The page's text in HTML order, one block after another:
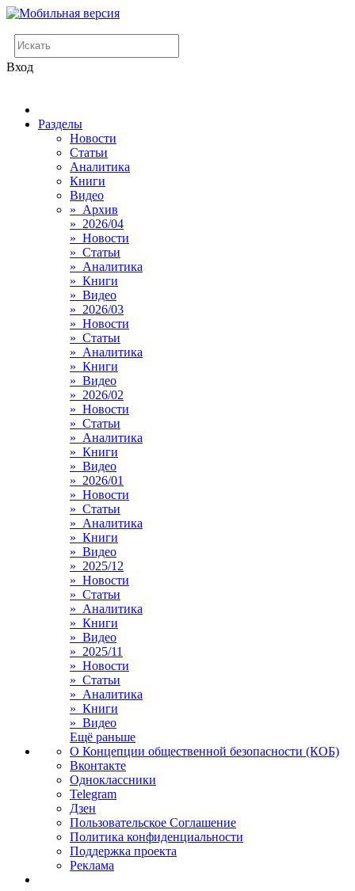
Вход
Разделы
Новости
Статьи
Аналитика
Книги
Видео
» Архив
» 2026/04
» Новости
» Статьи
» Аналитика
» Книги
» Видео
» 2026/03
» Новости
» Статьи
» Аналитика
» Книги
» Видео
» 2026/02
» Новости
» Статьи
» Аналитика
» Книги
» Видео
» 2026/01
» Новости
» Статьи
» Аналитика
» Книги
» Видео
» 2025/12
» Новости
» Статьи
» Аналитика
» Книги
» Видео
» 2025/11
» Новости
» Статьи
» Аналитика
» Книги
» Видео
Ещё раньше
О Концепции общественной безопасности (КОБ)
Вконтакте
Одноклассники
Telegram
Дзен
Пользовательское Соглашение
Политика конфиденциальности
Поддержка проекта
Реклама